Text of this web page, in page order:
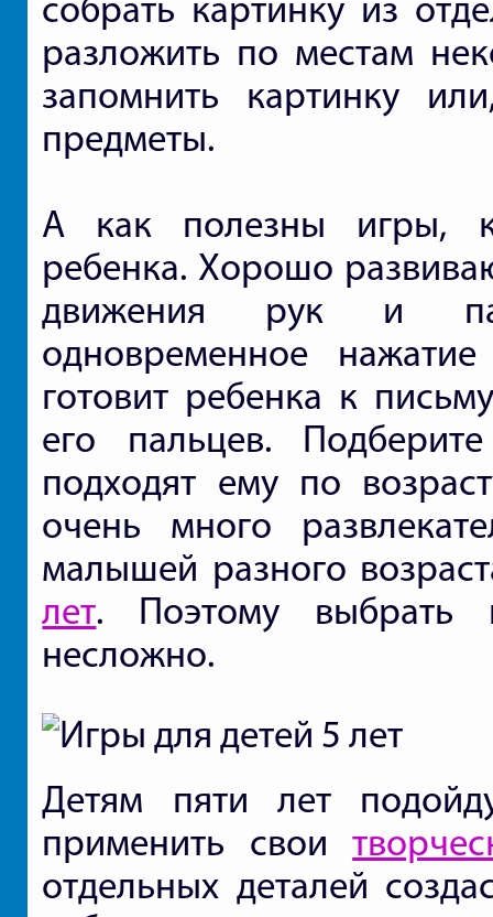
разложить по местам
запомнить картинку
предметы.
А как полезны игры,
ребенка. Хорошо
движения рук и
одновременное
готовит ребенка к
его пальцев.
подходят ему по
очень много
малышей разного
лет. Поэтому выбрать
несложно.
Детям пяти лет
применить свои
отдельных деталей